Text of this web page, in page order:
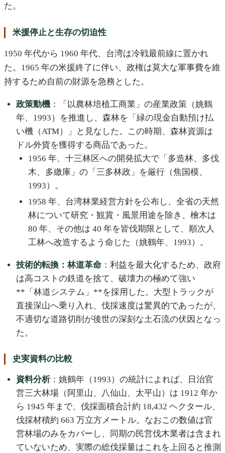
た。
米援停止と生存の切迫性
1950 年代から 1960 年代、台湾は冷戦最前線に置かれ
た。1965 年の米援終了に伴い、政権は莫大な軍事費を維
持するため自前の財源を急務とした。
政策動機 ：「以農林培植工商業」の産業政策（姚鶴
年、1993）を推進し、森林を「緑の現金自動預け払
い機（ATM）」と見なした。この時期、森林資源は
ドル外貨を獲得する商品であった。
1956 年、十三林区への開発拡大で「多造林、多伐
木、多繳庫」の「三多林政」を厳行（焦国模、
1993）。
1958 年、台湾林業経営方針を公布し、全省の天然
林について研究・観賞・風景用途を除き、檜木は
80 年、その他は 40 年を皆伐期限として、順次人
工林へ改造するよう命じた（姚鶴年、1993）。
技術的転換：林道革命 ：利益を最大化するため、政府
は高コストの鉄道を捨て、破壊力の極めて強い
**「林道システム」**を採用した。大型トラックが
直接深山へ乗り入れ、伐採速度は驚異的であったが、
不適切な道路切削が後世の深刻な土石流の伏因となっ
た。
史実資料の比較
資料分析：姚鶴年（1993）の統計によれば、日治官
営三大林場（阿里山、八仙山、太平山）は 1912 年か
ら 1945 年まで、伐採面積合計約 18,432 ヘクタール、
伐採材積約 663 万立方メートル。なおこの数値は官
営林場のみをカバーし、同期の民営伐木業者は含まれ
ていないため、実際の総伐採量はこれを上回ると推測